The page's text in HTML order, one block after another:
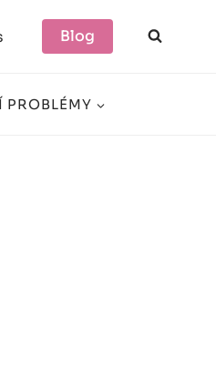
Blog
PROBLÉMY